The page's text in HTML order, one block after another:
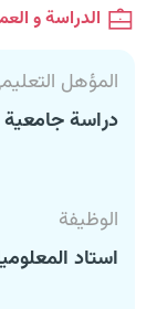
الدراسة و
المؤهل
دراسة جامعية
الوظيفة
استاد